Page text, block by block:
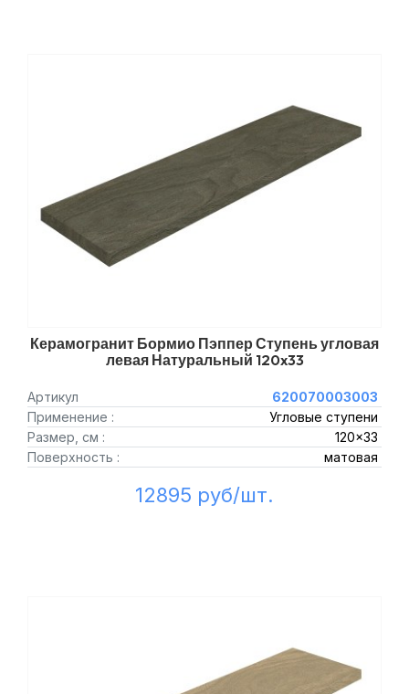
Керамогранит Бормио Пэппер Ступень угловая
левая Натуральный 120x33
Артикул
620070003003
Применение :
Угловые ступени
Размер, см :
120x33
Поверхность :
матовая
12895 руб/шт.